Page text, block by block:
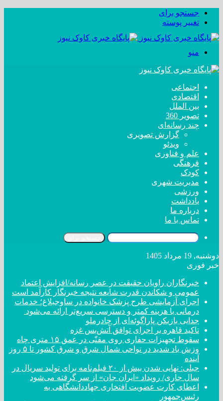
جستجو برای
تغییر پوسته
منو
اجتماعی
اقتصادی
بین الملل
تصویر 360
چند رسانه‌ای
گزارش تصویری
ویدئو
علم و فناوری
فرهنگی
کودک
مدیریت شهری
ورزشی
یادداشت
درباره ما
تماس با ما
دوشنبه, 19 مرداد 1405
خبر فوری
خبرنگاران راویان حقیقت در عصر رسانه/افزایش اعتماد
عمومی و شکاندن قدرت شایعه نتیجه خبرنگار کارآمد است
اجرای آزمایشی طرح پزشک خانواده در ساوجبلاغ؛ خدمات
درمانی با هزینه کمتر و دسترسی سریع‌تر ارائه می‌شود
جدایی بازیکن پاراگوئه‌ای از چادرملو
تاکید قاهره بر اجرای توافق آتش‌بس غزه
سقوط تجهیزات حفاری روی مقنّی در عمق ۱۵ متری چاه
وزش باد شدید در نواحی شمال شرق و شرق کشور تا ۵ روز
آینده
جبلی: نهایی شدن بیش از ۲۰ فیلم‌نامه برای تولید سریال در
سال جاری/ رویداد «ایران جان» از سر گرفته می‌شود
اعطای کارت عضویت افتخاری جهاددانشگاهی به
رئیس‌جمهور